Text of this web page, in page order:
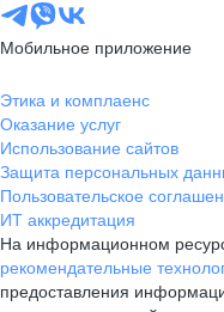
Мобильное приложение
Этика и комплаенс
Оказание услуг
Использование сайтов
Защита персональных
Пользовательское
ИТ аккредитация
На информационном
рекомендательные
предоставления